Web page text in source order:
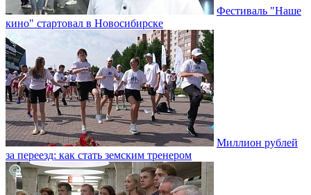
Фестиваль "Наше
кино" стартовал в Новосибирске
Миллион рублей
за переезд: как стать земским тренером